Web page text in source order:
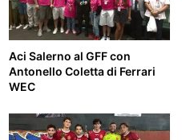
Aci Salerno al GFF con
Antonello Coletta di Ferrari
WEC